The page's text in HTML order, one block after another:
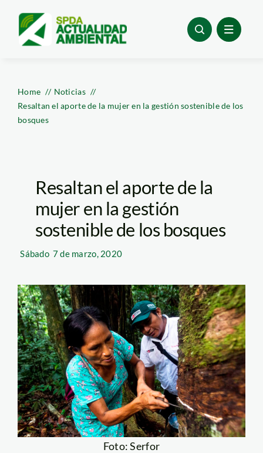
content
Home
Noticias
Resaltan el aporte de la mujer en la gestión sostenible de los
bosques
Resaltan el aporte de la
mujer en la gestión
sostenible de los bosques
Sábado 7 de marzo, 2020
Foto: Serfor